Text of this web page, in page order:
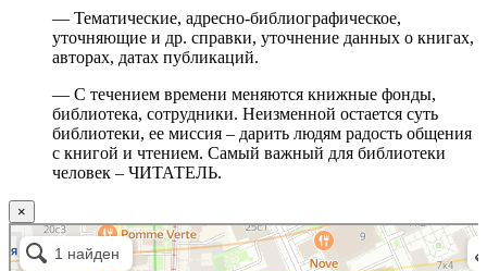
— Тематические, адресно-библиографическое,
уточняющие и др. справки, уточнение данных о книгах,
авторах, датах публикаций.
— С течением времени меняются книжные фонды,
библиотека, сотрудники. Неизменной остается суть
библиотеки, ее миссия – дарить людям радость общения
с книгой и чтением. Самый важный для библиотеки
человек – ЧИТАТЕЛЬ.
×
Москва
Малый Татарский переулок, 8 на карте Москвы, ближайшее метро Новокузнецкая —
Яндекс.Карты